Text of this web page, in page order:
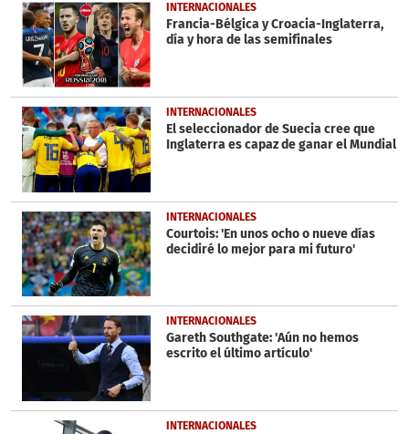
INTERNACIONALES
Francia-Bélgica y Croacia-Inglaterra,
día y hora de las semifinales
INTERNACIONALES
El seleccionador de Suecia cree que
Inglaterra es capaz de ganar el Mundial
INTERNACIONALES
Courtois: 'En unos ocho o nueve días
decidiré lo mejor para mi futuro'
INTERNACIONALES
Gareth Southgate: 'Aún no hemos
escrito el último artículo'
INTERNACIONALES